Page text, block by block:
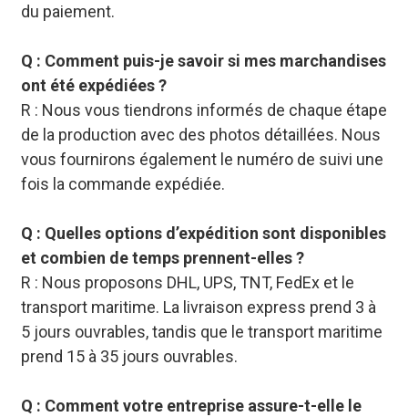
du paiement.
Q : Comment puis-je savoir si mes marchandises
ont été expédiées ?
R : Nous vous tiendrons informés de chaque étape
de la production avec des photos détaillées. Nous
vous fournirons également le numéro de suivi une
fois la commande expédiée.
Q : Quelles options d’expédition sont disponibles
et combien de temps prennent-elles ?
R : Nous proposons DHL, UPS, TNT, FedEx et le
transport maritime. La livraison express prend 3 à
5 jours ouvrables, tandis que le transport maritime
prend 15 à 35 jours ouvrables.
Q : Comment votre entreprise assure-t-elle le